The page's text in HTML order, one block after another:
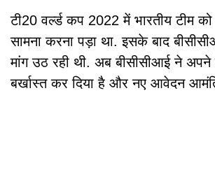
टी20 वर्ल्ड कप 2022 में भारतीय टीम को
सामना करना पड़ा था. इसके बाद
मांग उठ रही थी. अब बीसीसीआई ने
बर्खास्त कर दिया है और नए आवेदन